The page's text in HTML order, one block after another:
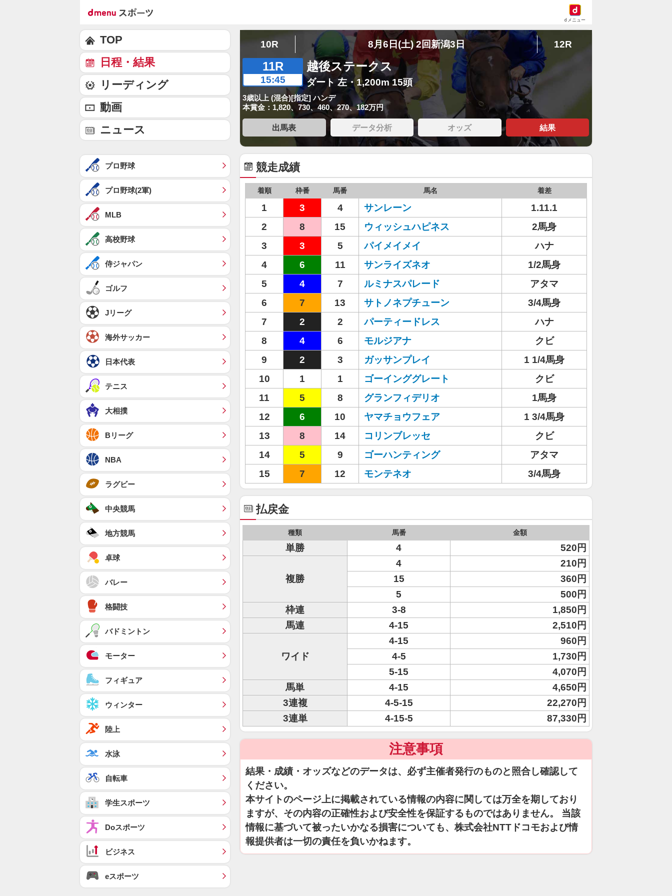
dメニュー
10R 8月6日(土) 2回新潟3日 12R
11R
15:45
越後ステークス
ダート 左・1,200m 15頭
3歳以上 (混合)[指定] ハンデ
本賞金：1,820、730、460、270、182万円
出馬表 データ分析 オッズ 結果
競走成績
着順 枠番 馬番 馬名 着差
1 3 4 サンレーン
1.11.1
2
8 15 ウィッシュハピネス
2馬身
3
3 5 パイメイメイ
ハナ
4
6 11 サンライズネオ
1/2馬身
5
4 7 ルミナスパレード
アタマ
6
7 13 サトノネプチューン
3/4馬身
7
2 2 パーティードレス
ハナ
8
4 6 モルジアナ
クビ
9
2 3 ガッサンプレイ
1 1/4馬身
10
1 1 ゴーインググレート
クビ
11
5 8 グランフィデリオ
1馬身
12
6 10 ヤマチョウフェア
1 3/4馬身
13
8 14 コリンブレッセ
クビ
14
5 9 ゴーハンティング
アタマ
15
7 12 モンテネオ 3/4馬身
払戻金
種類 馬番 金額
単勝 4 520円
複勝
4
210円
15
360円
5
500円
枠連
3-8
1,850円
馬連
4-15 2,510円
ワイド
4-15
960円
4-5
1,730円
5-15
4,070円
馬単
4-15
4,650円
3連複
4-5-15
22,270円
3連単
4-15-5 87,330円
注意事項
結果・成績・オッズなどのデータは、必ず主催者発行のものと照合し確認して
ください。
本サイトのページ上に掲載されている情報の内容に関しては万全を期しており
ますが、その内容の正確性および安全性を保証するものではありません。 当該
情報に基づいて被ったいかなる損害についても、株式会社NTTドコモおよび情
報提供者は一切の責任を負いかねます。
TOP
日程・結果
リーディング
動画
ニュース
プロ野球
プロ野球(2軍)
MLB
高校野球
侍ジャパン
ゴルフ
Jリーグ
海外サッカー
日本代表
テニス
大相撲
Bリーグ
NBA
ラグビー
中央競馬
地方競馬
卓球
バレー
格闘技
バドミントン
モーター
フィギュア
ウィンター
陸上
水泳
自転車
学生スポーツ
Doスポーツ
ビジネス
eスポーツ